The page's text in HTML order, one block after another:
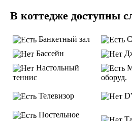
В коттедже доступны
Банкетный зал
Бассейн
Настольный
теннис
оборуд.
Телевизор
Постельное